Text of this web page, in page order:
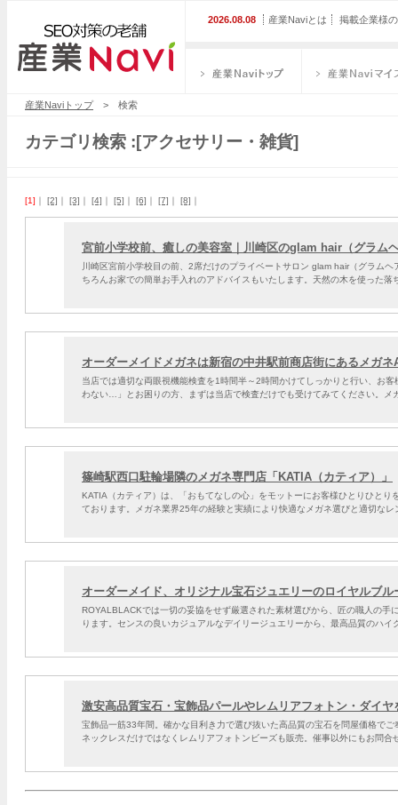
2026.08.08 産業Naviとは 掲載企業様
産業Naviトップ> 検索
カテゴリ検索 :[アクセサリー・雑貨]
[1] ｜ [2] ｜ [3] ｜ [4] ｜ [5] ｜ [6] ｜ [7] ｜ [8] ｜
宮前小学校前、癒しの美容室｜川崎区のglam hair（グラム
川崎区宮前小学校目の前、2席だけのプライベートサロン glam hair（グラム
ちろんお家での簡単お手入れのアドバイスもいたします。天然の木を使った
オーダーメイドメガネは新宿の中井駅前商店街にあるメガネ
当店では適切な両眼視機能検査を1時間半～2時間かけてしっかりと行い、お
わない…」とお困りの方、まずは当店で検査だけでも受けてみてください。メ
篠崎駅西口駐輪場隣のメガネ専門店「KATIA（カティア）」
KATIA（カティア）は、「おもてなしの心」をモットーにお客様ひとりひと
ております。メガネ業界25年の経験と実績により快適なメガネ選びと適切な
オーダーメイド、オリジナル宝石ジュエリーのロイヤルブル
ROYALBLACKでは一切の妥協をせず厳選された素材選びから、匠の職人の
ります。センスの良いカジュアルなデイリージュエリーから、最高品質のハ
激安高品質宝石・宝飾品パールやレムリアフォトン・ダイ
宝飾品一筋33年間。確かな目利き力で選び抜いた高品質の宝石を問屋価格で
ネックレスだけではなくレムリアフォトンビーズも販売。催事以外にもお問合